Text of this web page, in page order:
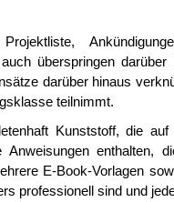
überspringen
darüber hinaus
teilnimmt.
Kunststoff, die
enthalten,
E-Book-Vorlagen
professionell sind und